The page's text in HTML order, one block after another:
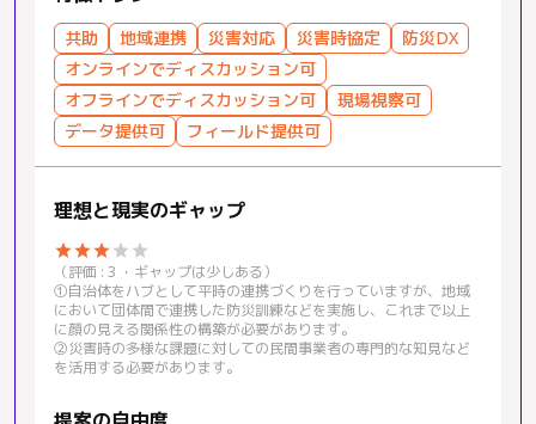
共助 地域連携 災害対応 災害時協定
防災DX
オンラインでディスカッション可
オフラインでディスカッション可
現場視察可
データ提供可
フィールド提供可
理想と現実のギャップ
starstarstarstar star
（評価 : 3 ・ギャップは少しある）
①自治体をハブとして平時の連携づくりを行っていますが、地域
において団体間で連携した防災訓練などを実施し、これまで以上
に顔の見える関係性の構築が必要があります。
②災害時の多様な課題に対しての民間事業者の専門的な知見など
を活用する必要があります。